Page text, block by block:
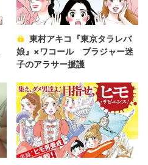
東村アキコ『東京タラレバ
娘』×ワコール ブラジャー迷
子のアラサー援護